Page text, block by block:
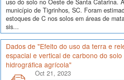
uso do solo no Oeste de Santa Catarina.
município de Tigrinhos, SC. Foram
estoques de C nos solos em áreas de
sis...
Dados de "Efeito do uso da terra e
espacial e vertical de carbono do
hidrográfica agrícola"
Oct 21, 2023